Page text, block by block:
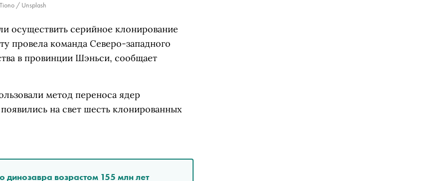
/ Unsplash
осуществить серийное клонирование
провела команда Северо-западного
в провинции Шэньси, сообщает
метод переноса ядер
на свет шесть клонированных
динозавра возрастом 155 млн лет